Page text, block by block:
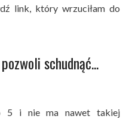
link, który wrzuciłam do
schudnąć...
o 5 i nie ma nawet takiej